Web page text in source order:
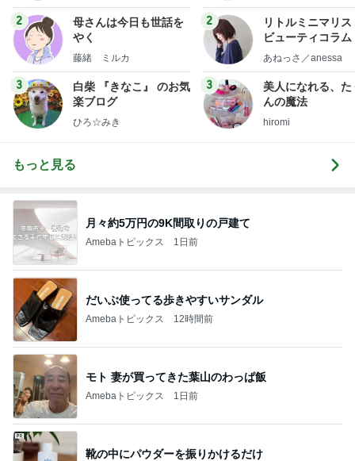
2
母さんは今日も世話を
やく
藤緒 ミルカ
3
白柴 『きなこ』 のお気
楽ブログ
ひろ☆みき
2
リトルミニマリス
ビューティコラ
little
あねっさ／anessa
3
美人になれる、た
んの魔法
hiromi
もっと見る
月々約5万円の9K間取りの戸建て
Amebaトピックス 1日前
だいぶ使ってる歩きやすいサンダル
Amebaトピックス 12時間前
モト 妻が買ってきた葉山のわっぱ飯
Amebaトピックス 1日前
靴の中にパウダーを振りかけるだけ